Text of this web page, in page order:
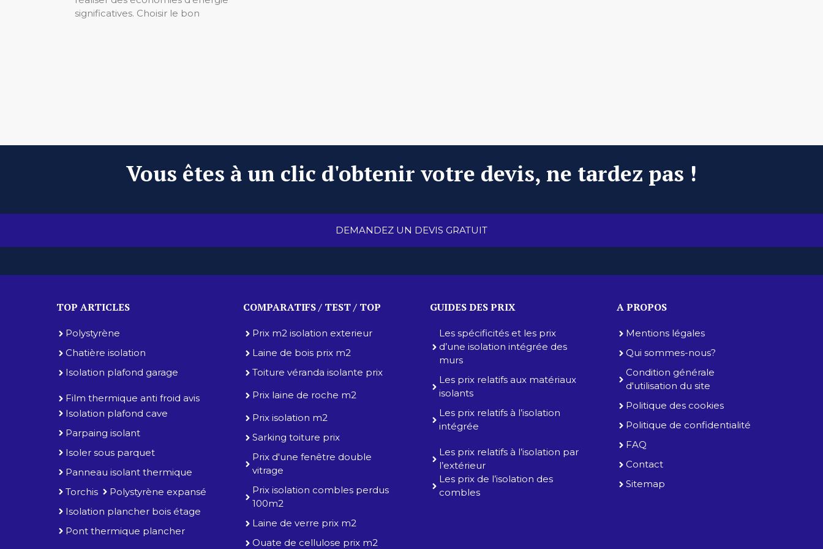
significatives. Choisir le bon
Vous êtes à un clic d'obtenir votre devis, ne tardez pas !
DEMANDEZ UN DEVIS GRATUIT
TOP ARTICLES
Polystyrène
Chatière isolation
Isolation plafond garage
Film thermique anti froid avis
Isolation plafond cave
Parpaing isolant
Isoler sous parquet
Panneau isolant thermique
Torchis
Polystyrène expansé
Isolation plancher bois étage
Pont thermique plancher
COMPARATIFS / TEST / TOP
Prix m2 isolation exterieur
Laine de bois prix m2
Toiture véranda isolante prix
Prix laine de roche m2
Prix isolation m2
Sarking toiture prix
Prix d'une fenêtre double
vitrage
Prix isolation combles perdus
100m2
Laine de verre prix m2
Ouate de cellulose prix m2
GUIDES DES PRIX
Les spécificités et les prix
d’une isolation intégrée des
murs
Les prix relatifs aux matériaux
isolants
Les prix relatifs à l’isolation
intégrée
Les prix relatifs à l’isolation par
l’extérieur
Les prix de l’isolation des
combles
A PROPOS
Mentions légales
Qui sommes-nous?
Condition générale
d'utilisation du site
Politique des cookies
Politique de confidentialité
FAQ
Contact
Sitemap